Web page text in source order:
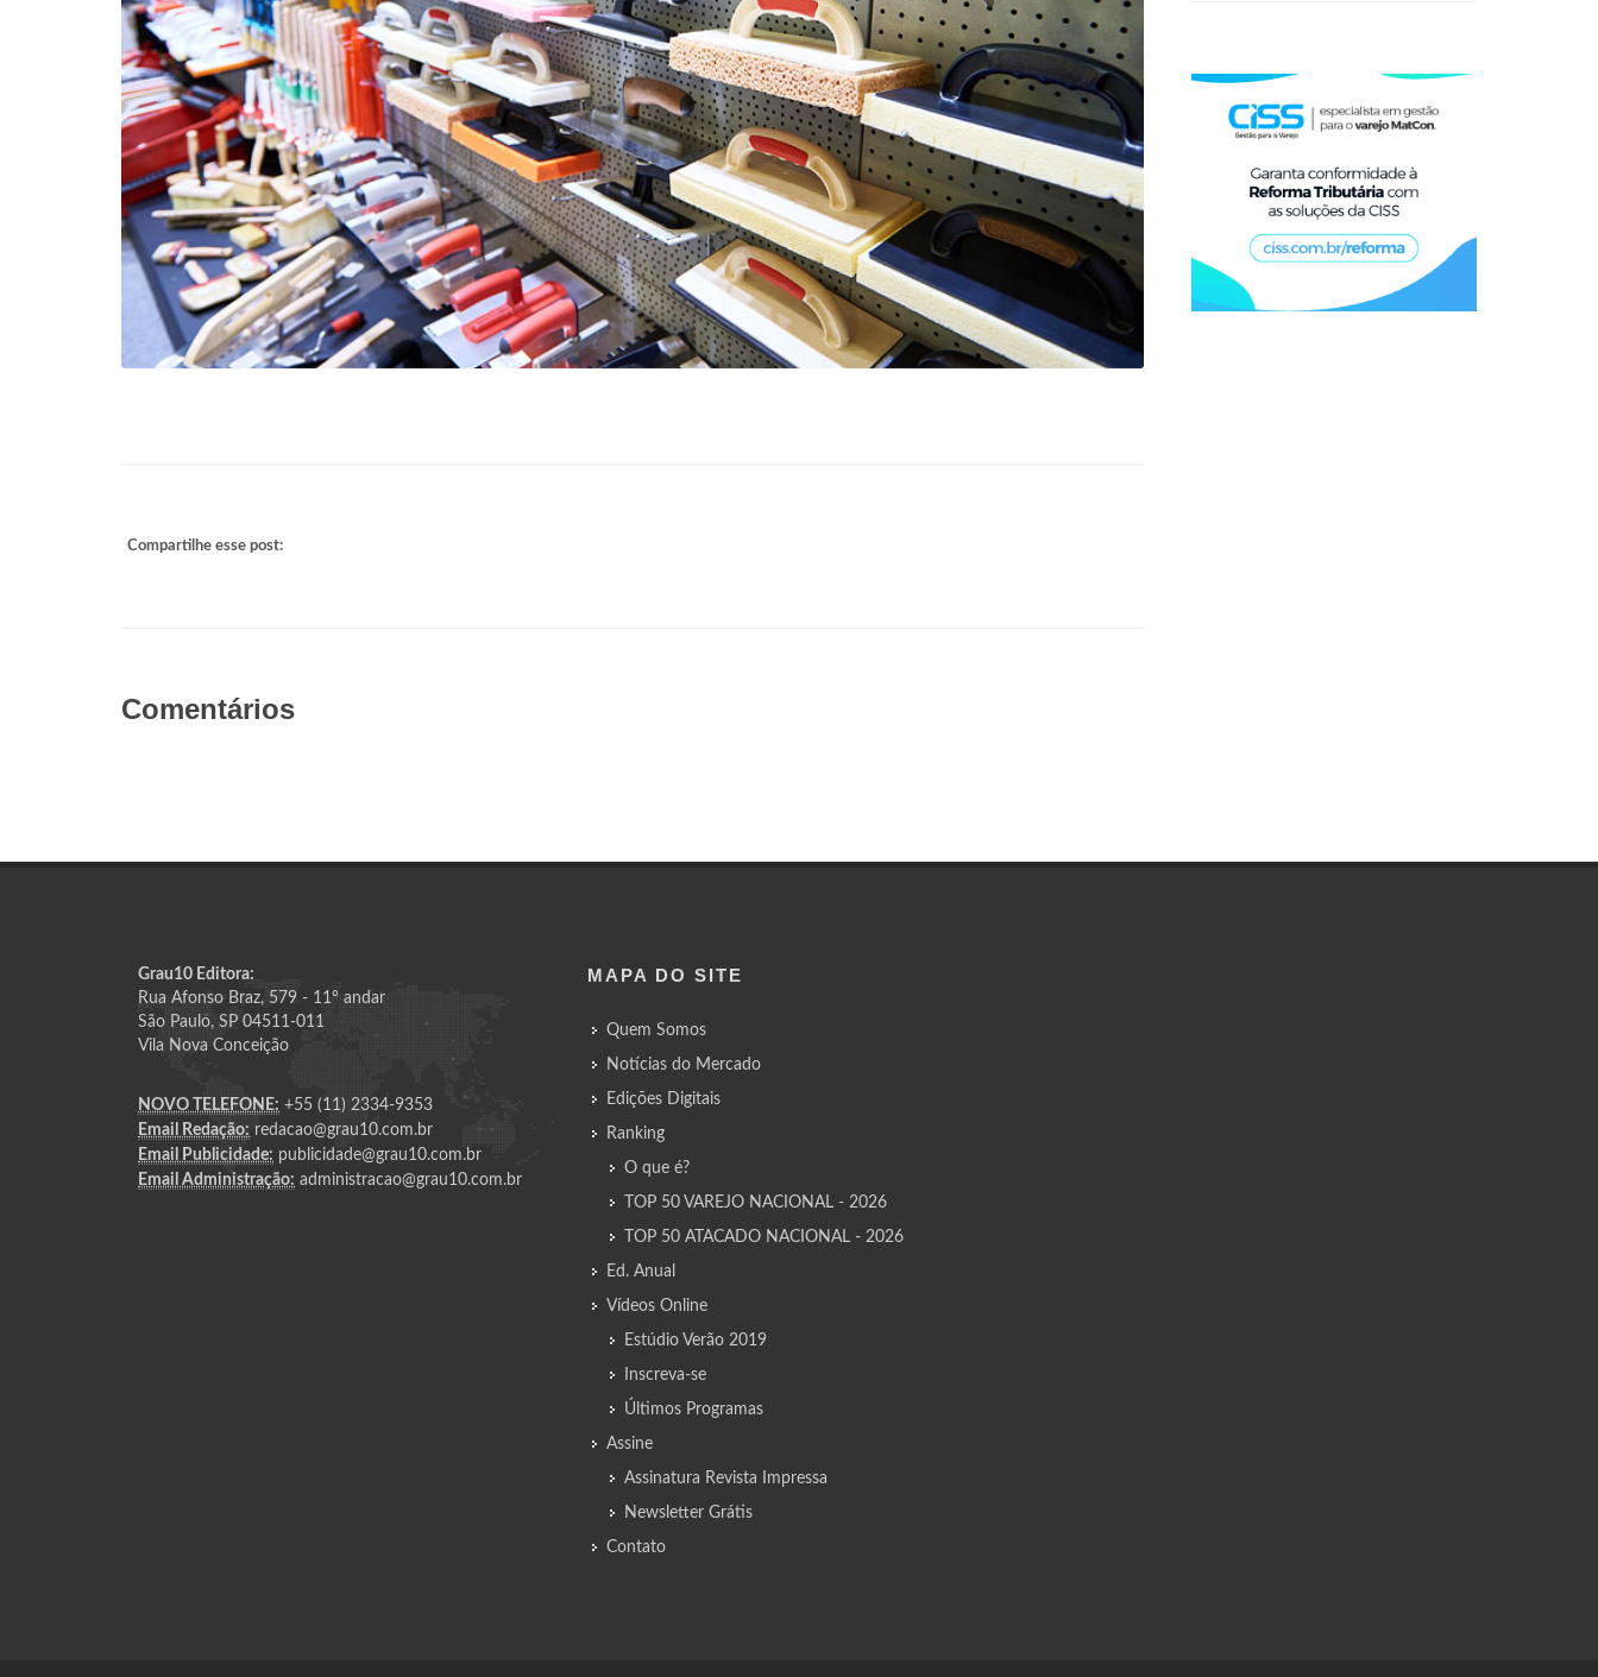
Compartilhe esse post:
Comentários
Grau10 Editora:
Rua Afonso Braz, 579 - 11º andar
São Paulo, SP 04511-011
Vila Nova Conceição
NOVO TELEFONE: +55 (11) 2334-9353
Email Redação: redacao@grau10.com.br
Email Publicidade: publicidade@grau10.com.br
Email Administração: administracao@grau10.com.br
MAPA DO SITE
Quem Somos
Notícias do Mercado
Edições Digitais
Ranking
O que é?
TOP 50 VAREJO NACIONAL - 2026
TOP 50 ATACADO NACIONAL - 2026
Ed. Anual
Vídeos Online
Estúdio Verão 2019
Inscreva-se
Últimos Programas
Assine
Assinatura Revista Impressa
Newsletter Grátis
Contato